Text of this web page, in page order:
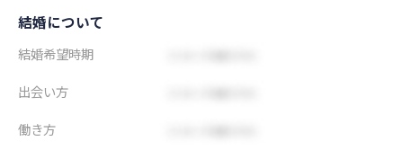
結婚について
結婚希望時期
出会い方
働き方